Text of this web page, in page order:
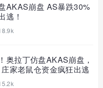
AKAS崩盘 AS暴跌30%
逃！
奥拉丁仿盘AKAS崩盘，
家老鼠仓资金疯狂出逃